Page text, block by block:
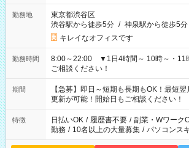
勤務地
東京都渋谷区
渋谷駅から徒歩5分 / 神泉駅から徒歩5分
キレイなオフィスです
勤務時間
8:00～22:00 ▼1日4時間～ 10時～・11
ご相談ください！
期間
【急募】即日～短期も長期もOK！最短
更新が可能！開始日もご相談ください！
特徴 日払いOK / 履歴書不要 / 副業・Wワーク
勤務 / 10名以上の大量募集 / パソコンス